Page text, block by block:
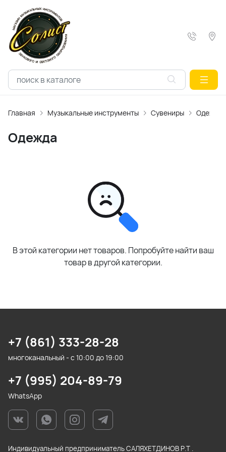
Главная Музыкальные инструменты Сувениры Одежда
Одежда
В этой категории нет товаров. Попробуйте найти ваш
товар в другой категории.
+7 (861) 333-28-28
многоканальный - с 10:00 до 19:00
+7 (995) 204-89-79
WhatsApp
Индивидуальный предприниматель САЛЯХЕТДИНОВ Р.Т .